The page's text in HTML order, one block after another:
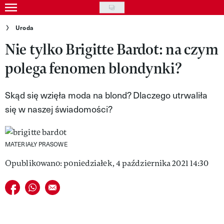
Skip
to
content
Gwiazdy
Ludzie
Moda
Styl życia
Kultura
VIVA!ART
Uroda
Nie tylko Brigitte Bardot: na czym
polega fenomen blondynki?
Skąd się wzięła moda na blond? Dlaczego utrwaliła
się w naszej świadomości?
MATERIAŁY PRASOWE
Opublikowano: poniedziałek, 4 października 2021 14:30
Udostępnij na facebook
Udostępnij na whatsapp
E-mail do przyjaciela